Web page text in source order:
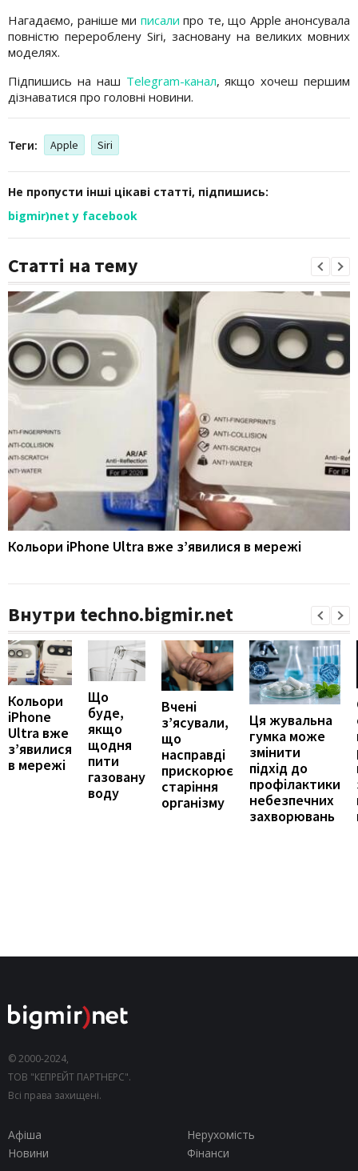
Нагадаємо, раніше ми писали про те, що Apple анонсувала
повністю перероблену Siri, засновану на великих мовних
моделях.
Підпишись на наш Telegram-канал, якщо хочеш першим
дізнаватися про головні новини.
Теги: Apple Siri
Не пропусти інші цікаві статті, підпишись:
bigmir)net у facebook
Статті на тему
Кольори iPhone Ultra вже з’явилися в мережі
Внутри techno.bigmir.net
Кольори
iPhone
Ultra вже
з’явилися
в мережі
Що
буде,
якщо
щодня
пити
газовану
воду
Вчені
з’ясували,
що
насправді
прискорює
старіння
організму
Ця жувальна
гумка може
змінити
підхід до
профілактики
небезпечних
захворювань
© 2000-2024,
ТОВ "КЕПРЕЙТ ПАРТНЕРС".
Всі права захищені.
Афіша
Нерухомість
Новини
Фінанси